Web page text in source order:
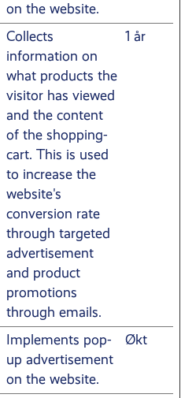
on the website.
Collects
information on
what products the
visitor has viewed
and the content
of the shopping-
cart. This is used
to increase the
website's
conversion rate
through targeted
advertisement
and product
promotions
through emails.
1 år
Implements pop-
up advertisement
on the website.
Økt